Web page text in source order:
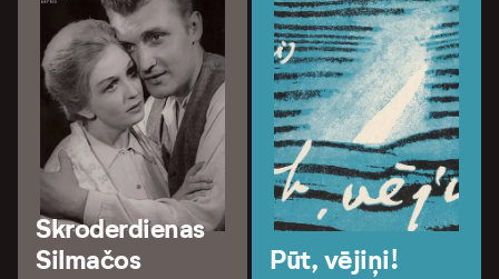
Skroderdienas
Silmačos
Pūt, vējiņi!